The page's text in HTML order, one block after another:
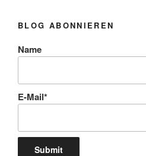
BLOG ABONNIEREN
Name
E-Mail*